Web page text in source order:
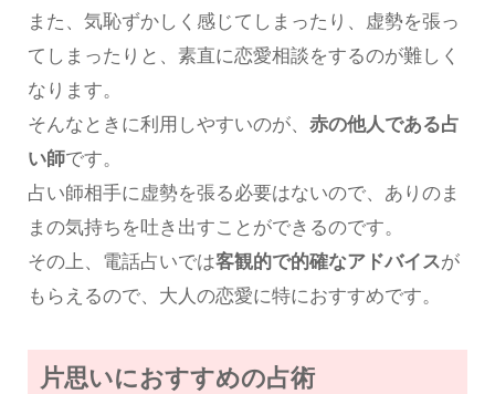
また、気恥ずかしく感じてしまったり、虚勢を張っ
てしまったりと、素直に恋愛相談をするのが難しく
なります。
そんなときに利用しやすいのが、 赤の他人である占
い師です。
占い師相手に虚勢を張る必要はないので、ありのま
まの気持ちを吐き出すことができるのです。
その上、電話占いでは客観的で的確なアドバイスが
もらえるので、大人の恋愛に特におすすめです。
片思いにおすすめの占術